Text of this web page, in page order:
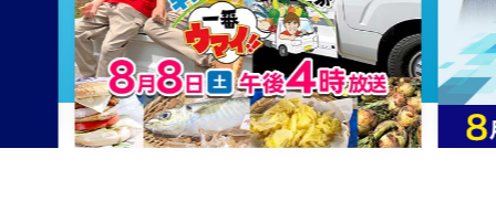
2024年08月20日 放送
第31話